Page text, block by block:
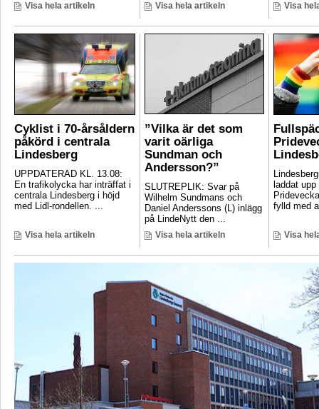
Visa hela artikeln Visa hela artikeln Visa
Cyklist i 70-årsåldern
påkörd i centrala
Lindesberg
UPPDATERAD KL. 13.08:
En trafikolycka har inträffat i
centrala Lindesberg i höjd
med Lidl-rondellen. ...
Visa hela artikeln
”Vilka är det som
varit oärliga
Sundman och
Andersson?”
SLUTREPLIK: Svar på
Wilhelm Sundmans och
Daniel Anderssons (L) inlägg
på LindeNytt den ...
Visa hela artikeln
laddat
fylld med
Visa